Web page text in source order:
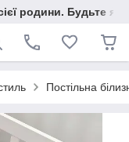
родини. Будьте як
Постільна